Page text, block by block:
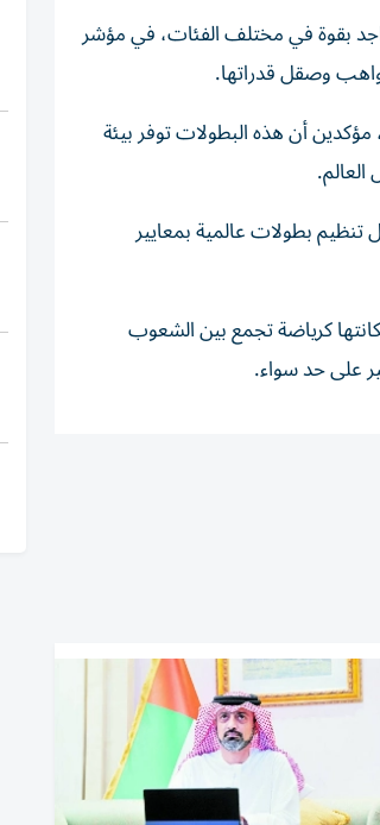
بقوة في مختلف الفئات، في مؤشر
وصقل قدراتها.
أن هذه البطولات توفر بيئة
بطولات عالمية بمعايير
كرياضة تجمع بين الشعوب
على حد سواء.